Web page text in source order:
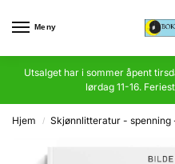
Meny
Utsalget har i sommer åpent
lørdag 11-16.
Hjem / Skjønnlitteratur - spenning